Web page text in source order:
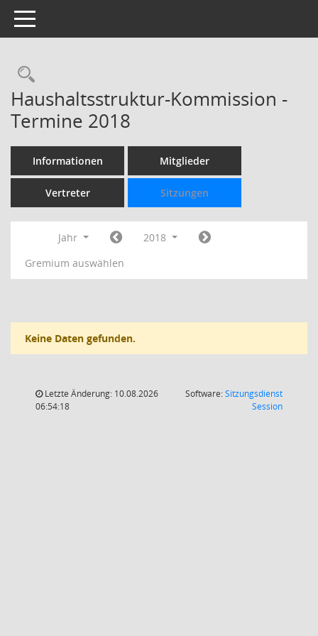
Toggle navigation
Rechercheauswahl
Haushaltsstruktur-Kommission -
Termine 2018
Informationen Mitglieder
Vertreter Sitzungen
Jahr
2018
Gremium auswählen
Keine Daten gefunden.
Letzte Änderung: 10.08.2026
06:54:18
Software:Sitzungsdienst
Session(Wird in